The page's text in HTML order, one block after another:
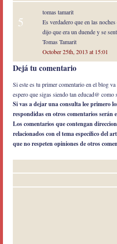
5
tomas tamarit
Es verdadero que en las
dijo que era un duende y se
Tomas Tamarit
October 25th, 2013 at 15:01
Dejá tu comentario
Si este es tu primer comentario en el blog
espero que sigas siendo tan educad@ como
Si vas a dejar una consulta lee primero
respondidas en otros comentarios serán
Los comentarios que contengan
relacionados con el tema específico del
que no respeten opiniones de otros